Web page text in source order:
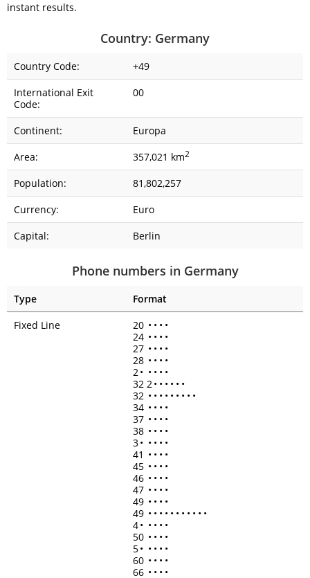
instant results.
Country: Germany
Country Code:
+49
International Exit
Code:
00
Continent:
Europa
Area:
357,021 km2
Population:
81,802,257
Currency:
Euro
Capital:
Berlin
Phone numbers in Germany
Type
Format
Fixed Line
20 • • • •
24 • • • •
27 • • • •
28 • • • •
2• • • • •
32 2• • • • • •
32 • • • • • • • • •
34 • • • •
37 • • • •
38 • • • •
3• • • • •
41 • • • •
45 • • • •
46 • • • •
47 • • • •
49 • • • •
49 • • • • • • • • • • •
4• • • • •
50 • • • •
5• • • • •
60 • • • •
66 • • • •